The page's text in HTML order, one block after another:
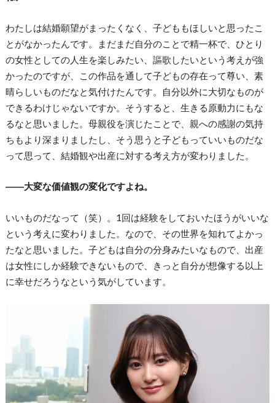
わたしは結婚願望がまったくなく、子どももほしいと思ったこ
とがなかったんです。まだまだ自分のことで精一杯で、ひとり
の女性としての人生を楽しみたい、謳歌したいという考えが強
かったのですが、この作品を通して子どもの存在って尊い、素
晴らしいものだなと気付けたんです。自分以外に大切なものが
できるわけじゃないですか。そうすると、生きる原動力にもな
るなと思いました。母親役を演じたことで、親への感謝の気持
ちもより深まりましたし、そう思うと子どもっていいものだな
って思って、結婚観や出産に対する考え方が変わりました。
――大変な価値観の変化ですよね。
いいものだなって（笑）。1回は経験をしておいたほうがいいな
という考えに変わりました。なので、その世界を知れてよかっ
たなと思いました。子どもは自分の分身みたいなもので、出産
は女性にしか経験できないもので、きっと自分が想像する以上
に幸せだろうなという気がしています。